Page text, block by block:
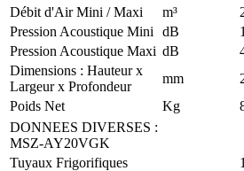
Débit d'Air Mini / Maxi
m³
Pression Acoustique Mini
dB
Pression Acoustique Maxi dB
Dimensions : Hauteur x
Largeur x Profondeur
mm
Poids Net
Kg
DONNEES DIVERSES :
MSZ-AY20VGK
Tuyaux Frigorifiques